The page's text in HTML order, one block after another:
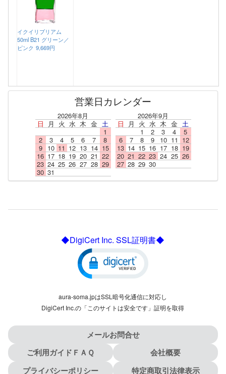
イクイリブリアム
50ml B21 グリーン／
ピンク 9,669円
営業日カレンダー
2026年8月
日
月 火 水 木 金 土
1
2
3 4 5 6 7
8
9
10 11 12 13 14 15
16 17 18 19 20 21 22
23 24 25 26 27 28 29
30 31
2026年9月
日
月 火 水 木 金 土
1
2 3 4
5
6
7 8 9 10 11 12
13 14 15 16 17 18 19
20 21 22 23 24 25 26
27 28 29 30
◆DigiCert Inc. SSL証明書◆
aura-soma.jpはSSL暗号化通信に対応し
DigiCert Inc.の「このサイトは安全です」証明を取得
メールお問合せ
ご利用ガイドＦＡＱ
会社概要
プライバシーポリシー
特定商取引法律表示